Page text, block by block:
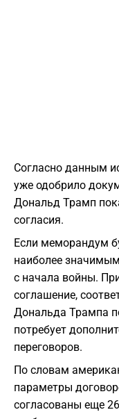
Согласно данным
уже одобрило
Дональд Трамп
согласия.
Если меморандум
наиболее
с начала войны.
соглашение,
Дональда Трампа
потребует
переговоров.
По словам
параметры
согласованы еще